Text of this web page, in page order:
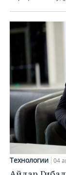
Технологии 04